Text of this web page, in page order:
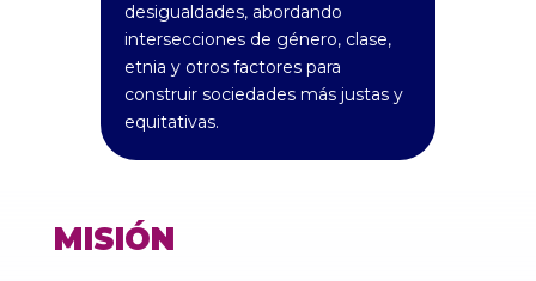
desigualdades, abordando
intersecciones de género, clase,
etnia y otros factores para
construir sociedades más justas y
equitativas.
MISIÓN